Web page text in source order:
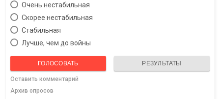
Очень нестабильная
Скорее нестабильная
Cтабильная
Лучше, чем до войны
ГОЛОСОВАТЬ РЕЗУЛЬТАТЫ
Оставить комментарий
Архив опросов